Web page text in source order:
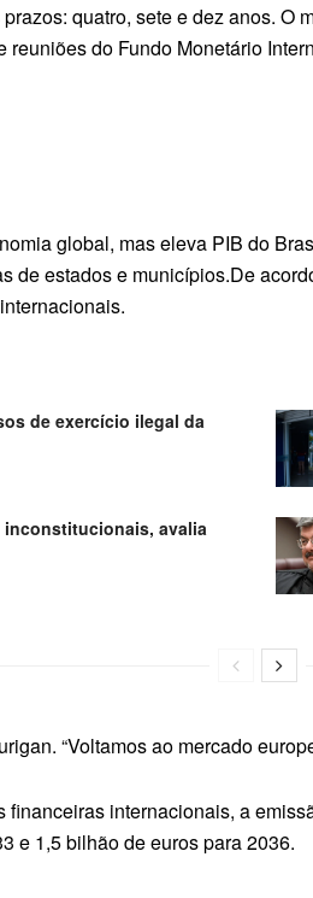
quatro, sete e dez anos.
do Fundo Monetário
global, mas eleva PIB do
estados e municípios.De
de exercício ilegal da
inconstitucionais, avalia
“Voltamos ao mercado
internacionais, a
e 1,5 bilhão de euros para 2036.